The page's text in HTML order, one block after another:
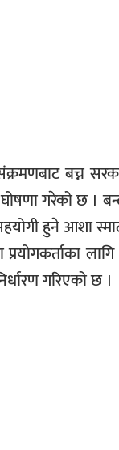
बच्न
गरेको छ ।
हुने आशा
गरिएको छ ।